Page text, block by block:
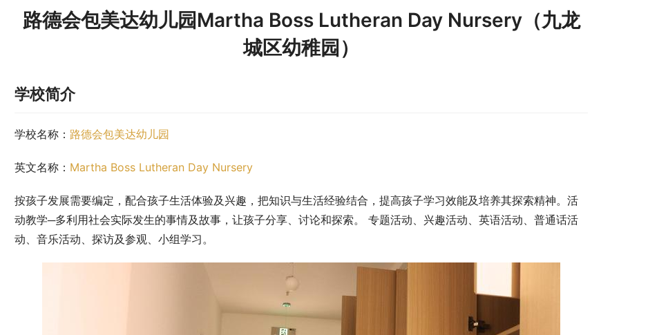
路德会包美达幼儿园Martha Boss Lutheran Day Nursery（九龙
城区幼稚园）
学校简介
学校名称： 路德会包美达幼儿园
英文名称： Martha Boss Lutheran Day Nursery
按孩子发展需要编定，配合孩子生活体验及兴趣，把知识与生活经验结合，提高孩子学习效能及培养其探索精神。活
动教学─多利用社会实际发生的事情及故事，让孩子分享、讨论和探索。 专题活动、兴趣活动、英语活动、普通话活
动、音乐活动、探访及参观、小组学习。